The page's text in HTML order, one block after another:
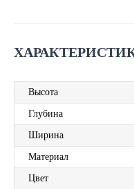
Высота
Глубина
Ширина
Материал
Цвет